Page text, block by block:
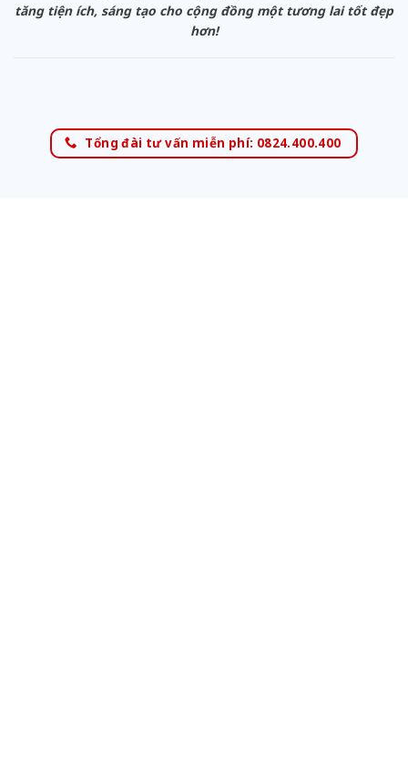
tăng tiện ích, sáng tạo cho cộng đồng một tương lai tốt đẹp
hơn!
Tổng đài tư vấn miễn phí: 0824.400.400